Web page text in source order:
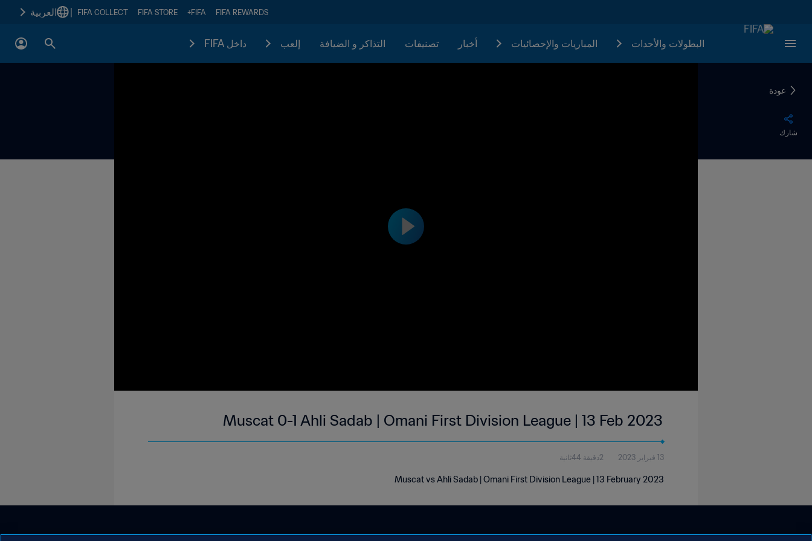
FIFA REWARDS
FIFA+
FIFA STORE
FIFA COLLECT العربية
البطولات والأحدات المباريات والإحصائيات أخبار تصنيفات التذاكر و الضيافة إلعب داخل FIFA
عودة
شارك
Muscat 0-1 Ahli Sadab | Omani First Division League | 13 Feb 2023
13 فبراير 2023 2دقيقة 44ثانية
Muscat vs Ahli Sadab | Omani First Division League | 13 February 2023